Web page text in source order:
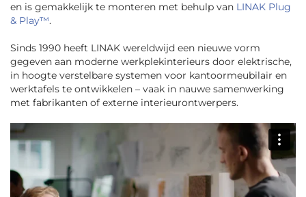
en is gemakkelijk te monteren met behulp van LINAK Plug
& Play™.
Sinds 1990 heeft LINAK wereldwijd een nieuwe vorm
gegeven aan moderne werkplekinterieurs door elektrische,
in hoogte verstelbare systemen voor kantoormeubilair en
werktafels te ontwikkelen – vaak in nauwe samenwerking
met fabrikanten of externe interieurontwerpers.